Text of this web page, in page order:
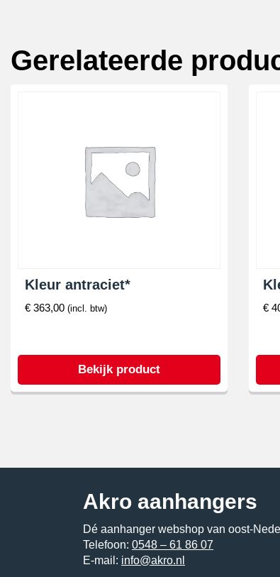
Gerelateerde
Kleur antraciet*
€ 363,00 (incl. btw)
Bekijk product
€
Akro aanhangers
Dé aanhanger webshop van oost-
Telefoon: 0548 – 61 86 07
E-mail: info@akro.nl